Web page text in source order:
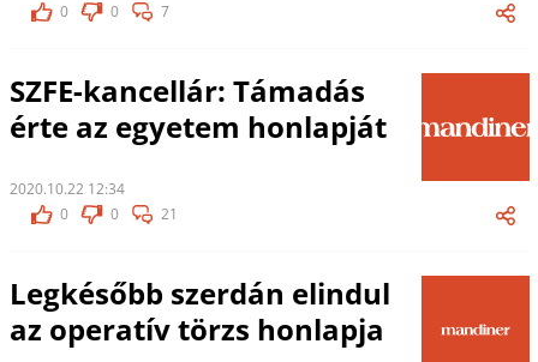
0
0 7
SZFE-kancellár: Támadás
érte az egyetem honlapját
2020.10.22 12:34
0
0 21
Legkésőbb szerdán elindul
az operatív törzs honlapja